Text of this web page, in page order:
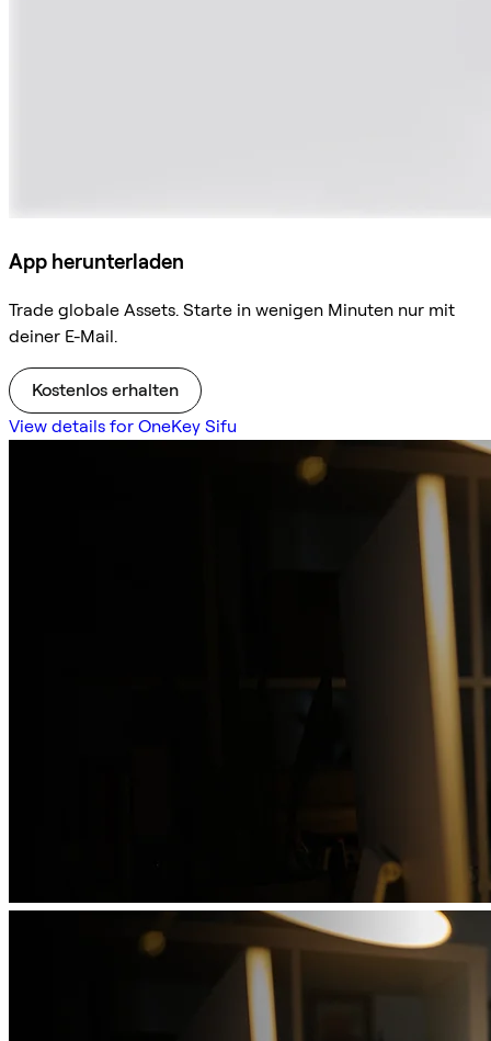
App herunterladen
Trade globale Assets. Starte in wenigen Minuten nur mit
deiner E-Mail.
Kostenlos erhalten
View details for OneKey Sifu